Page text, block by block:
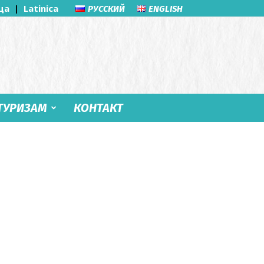
| Latinica РУССКИЙ ENGLISH
КОНТАКТ